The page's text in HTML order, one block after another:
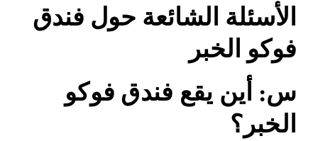
الأسئلة الشائعة حول فندق
فوكو الخبر
س: أين يقع فندق فوكو
الخبر؟